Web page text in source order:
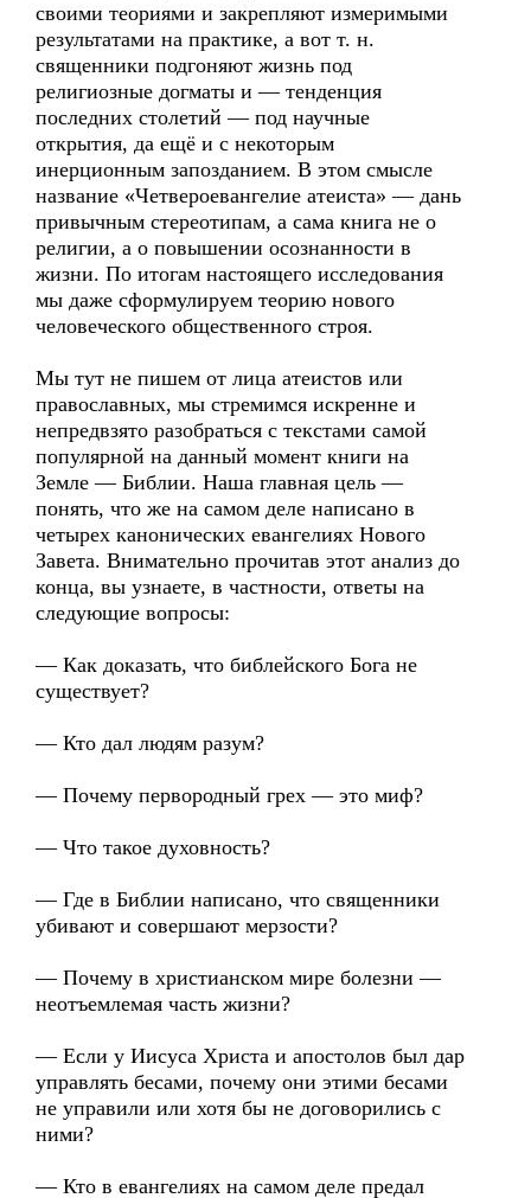
своими теориями и закрепляют измеримыми
результатами на практике, а вот т. н.
священники подгоняют жизнь под
религиозные догматы и — тенденция
последних столетий — под научные
открытия, да ещё и с некоторым
инерционным запозданием. В этом смысле
название «Четвероевангелие атеиста» — дань
привычным стереотипам, а сама книга не о
религии, а о повышении осознанности в
жизни. По итогам настоящего исследования
мы даже сформулируем теорию нового
человеческого общественного строя.
Мы тут не пишем от лица атеистов или
православных, мы стремимся искренне и
непредвзято разобраться с текстами самой
популярной на данный момент книги на
Земле — Библии. Наша главная цель —
понять, что же на самом деле написано в
четырех канонических евангелиях Нового
Завета. Внимательно прочитав этот анализ до
конца, вы узнаете, в частности, ответы на
следующие вопросы:
— Как доказать, что библейского Бога не
существует?
— Кто дал людям разум?
— Почему первородный грех — это миф?
— Что такое духовность?
— Где в Библии написано, что священники
убивают и совершают мерзости?
— Почему в христианском мире болезни —
неотъемлемая часть жизни?
— Если у Иисуса Христа и апостолов был дар
управлять бесами, почему они этими бесами
не управили или хотя бы не договорились с
ними?
— Кто в евангелиях на самом деле предал